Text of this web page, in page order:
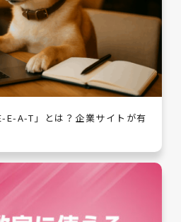
A-T」とは？企業サイトが有